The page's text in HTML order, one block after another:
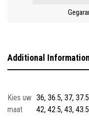
Additional Information
Kies uw
maat
36, 36.5, 37,
42, 42.5, 43,